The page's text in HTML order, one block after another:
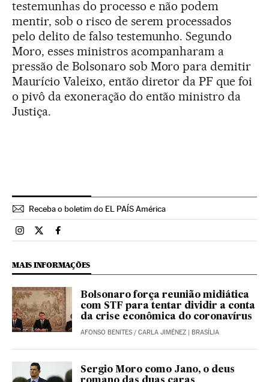
testemunhas do processo e não podem
mentir, sob o risco de serem processados
pelo delito de falso testemunho. Segundo
Moro, esses ministros acompanharam a
pressão de Bolsonaro sob Moro para demitir
Maurício Valeixo, então diretor da PF que foi
o pivô da exoneração do então ministro da
Justiça.
Receba o boletim do EL PAÍS América
Brasil El País Brasil en Instagram
Brasil El País Brasil en Twitter
Brasil El País Brasil en Facebook
MAIS INFORMAÇÕES
Bolsonaro força reunião midiática
com STF para tentar dividir a conta
da crise econômica do coronavírus
AFONSO BENITES / CARLA JIMÉNEZ | BRASÍLIA
Sergio Moro como Jano, o deus